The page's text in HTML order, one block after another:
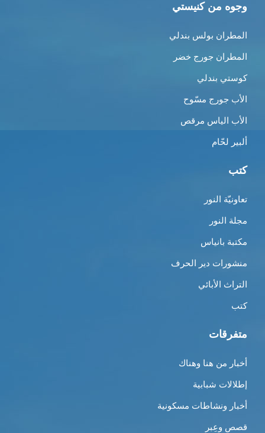
وجوه من كنيستي
المطران بولس بندلي
المطران جورج خضر
كوستي بندلي
الأب جورج مسّوح
الأب الياس مرقص
ألبير لحّام
كتب
تعاونيّة النور
مجلة النور
مكتبة بانياس
منشورات دير الحرف
التراث الأبائي
كتب
متفرقات
أخبار من هنا وهناك
إطلالات شبابية
أخبار ونشاطات مسكونية
قصص وعِبر